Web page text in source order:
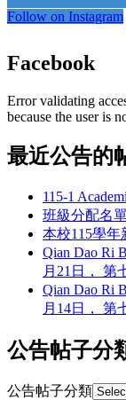
Follow on Instagram
Facebook
Error validating
because the user is
最近公告的
115-1
班級分配名單
本校115學年
Qian Dao Ri
月21日， 第
Qian Dao Ri
月14日， 第
公告帖子分
公告帖子分類